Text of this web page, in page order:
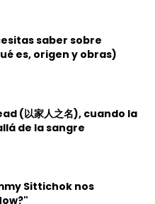
saber sobre
es, origen y obras)
(以家人之名), cuando la
de la sangre
Sittichok nos